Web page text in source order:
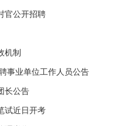
官公开招聘
机制
事业单位工作人员公告
长公告
试近日开考